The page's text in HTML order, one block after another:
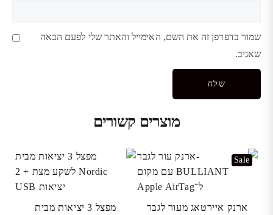
שמור בדפדפן זה את השם, האימייל והאתר שלי לפעם הבאה
שאגיב.
מוצרים קשורים
Sale
ארנק איירטאג מעור לגבר
מפצל 3 יציאות מבית